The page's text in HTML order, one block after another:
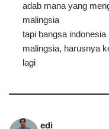
adab mana yang
malingsia
tapi bangsa
malingsia, harusnya
lagi
edi